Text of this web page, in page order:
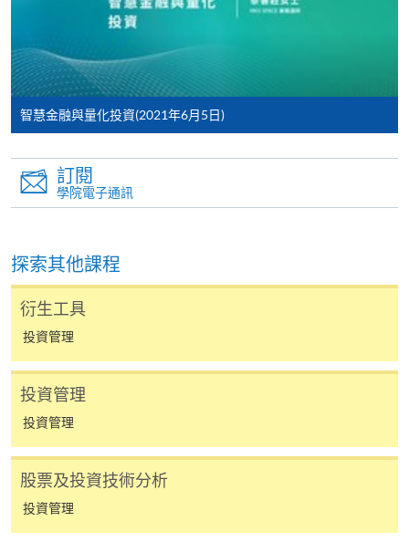
確認。另外，確認電子郵件亦會發送到 閣下的電
除特殊情況(例如課程因報名人數不足而被取消)及
法例規定外，一切已繳費用，概不退還。
如須甄選入學，則正式收據並不可作為 閣下已獲
請者是否獲取錄。落選的申請人將獲退還已繳交的
學費。
免責聲明
本學院會力求在有關網頁上刊載的資訊正確和合時，但本學院
卻不能為這些資訊作出任何明確或隱含的保證。本學院尤其不
會保證下列各項：資訊並無侵犯版權，資訊可安全使用、資訊
準確、資訊適合任何目的、資訊不含電腦病毒等。
本學院（包括其僱員及附屬機構）對你在網上付款而由下列原
因所導致的任何損失，一概不負責；上述原因包括：（1）由
付款銀行或獨立商戶因為付款的網關在處理付款的信用卡、付
智慧金融與量化投資(2021年6月5日)
訂閱
學院電子通訊
探索其他課程
衍生工具
投資管理
投資管理
投資管理
股票及投資技術分析
投資管理